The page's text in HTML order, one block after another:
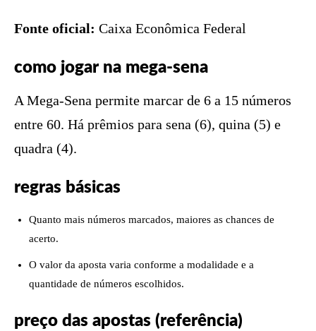
Fonte oficial: Caixa Econômica Federal
como jogar na mega-sena
A Mega-Sena permite marcar de 6 a 15 números
entre 60. Há prêmios para sena (6), quina (5) e
quadra (4).
regras básicas
Quanto mais números marcados, maiores as chances de
acerto.
O valor da aposta varia conforme a modalidade e a
quantidade de números escolhidos.
preço das apostas (referência)